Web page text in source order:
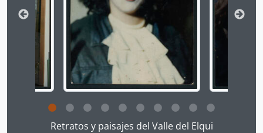
Clicking this description title link will open the
Retratos y paisajes del Valle del Elqui